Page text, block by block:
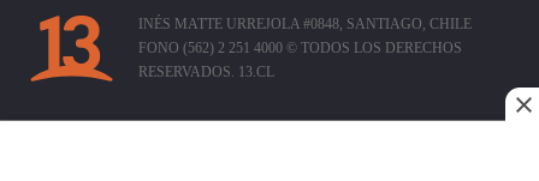
INÉS MATTE URREJOLA #0848, SANTIAGO, CHILE
FONO (562) 2 251 4000 © TODOS LOS DERECHOS
RESERVADOS. 13.CL